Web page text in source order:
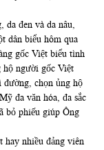
da đen và da nâu,
dân biểu hôm qua
gốc Việt biểu tình
hộ người gốc Việt
đường, chọn ủng hộ
đa văn hóa, đa sắc
bỏ phiếu giúp Ông
hay nhiều đảng viên